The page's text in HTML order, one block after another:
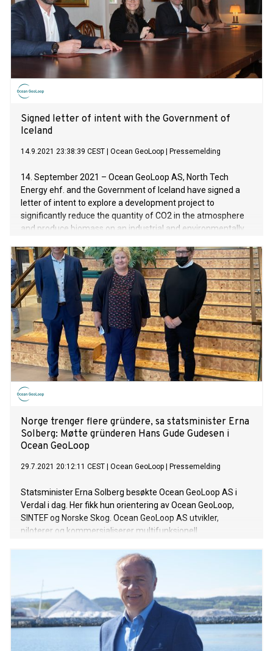
Signed letter of intent with the Government of
Iceland
14.9.2021 23:38:39 CEST Ocean GeoLoop Pressemelding
14. September 2021 – Ocean GeoLoop AS, North Tech
Energy ehf. and the Government of Iceland have signed a
letter of intent to explore a development project to
significantly reduce the quantity of CO2 in the atmosphere
and produce biomass on an industrial and environmentally
Norge trenger flere gründere, sa statsminister Erna
Solberg: Møtte gründeren Hans Gude Gudesen i
Ocean GeoLoop
29.7.2021 20:12:11 CEST Ocean GeoLoop Pressemelding
Statsminister Erna Solberg besøkte Ocean GeoLoop AS i
Verdal i dag. Her fikk hun orientering av Ocean GeoLoop,
SINTEF og Norske Skog. Ocean GeoLoop AS utvikler,
piloterer og kommersialiserer multifunksjonell
Selskapets løsninger bygger på mer enn 15 års forskning og
utvikling i nært samarbeid med blant annet SINTEF i
Trondheim. Det siste året har Ocean GeoLoop AS utviklet et
tett industrielt samarbeid med Norske Skog, som nylig gikk
inn på eiersiden i selskapet.